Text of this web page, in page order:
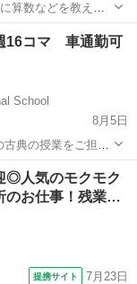
なり、子どもたちが
講時間は平日
コマ 車通勤可
School
8月5日
典の授業をご担当
マ）水曜（３コ
想定しておりま
◎人気のモクモク
のお仕事！残業…
提携サイト 7月23日